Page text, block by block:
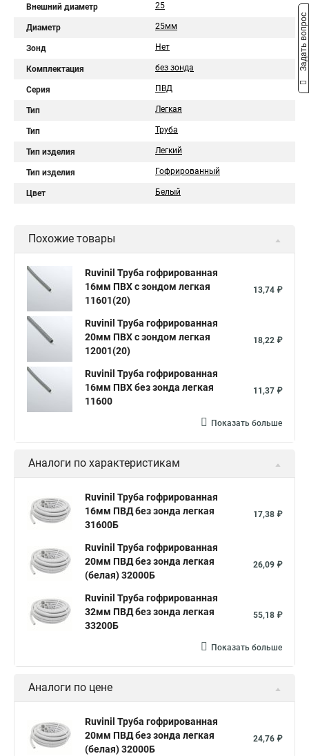
Внешний диаметр 25
Диаметр 25мм
Зонд Нет
Комплектация без зонда
Серия ПВД
Тип Легкая
Тип Труба
Тип изделия Легкий
Тип изделия Гофрированный
Цвет Белый
Похожие товары
Ruvinil Труба гофрированная
16мм ПВХ с зондом легкая
11601(20)
13,74 ₽
Ruvinil Труба гофрированная
20мм ПВХ с зондом легкая
12001(20)
18,22 ₽
Ruvinil Труба гофрированная
16мм ПВХ без зонда легкая
11600
11,37 ₽
Показать больше
Аналоги по характеристикам
Ruvinil Труба гофрированная
16мм ПВД без зонда легкая
31600Б
17,38 ₽
Ruvinil Труба гофрированная
20мм ПВД без зонда легкая
(белая) 32000Б
26,09 ₽
Ruvinil Труба гофрированная
32мм ПВД без зонда легкая
33200Б
55,18 ₽
Показать больше
Аналоги по цене
Ruvinil Труба гофрированная
20мм ПВД без зонда легкая
(белая) 32000Б
24,76 ₽
Задать вопрос